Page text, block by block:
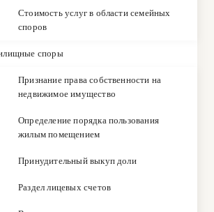
Стоимость услуг в области семейных
споров
споры
Признание права собственности на
недвижимое имущество
Определение порядка пользования
жилым помещением
Принудительный выкуп доли
Раздел лицевых счетов